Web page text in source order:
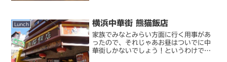
キャベツといえば『孤独...
Lunch 横浜中華街 熊猫飯店
家族でみなとみらい方面に行く用事があ
ったので、それじゃあお昼はついでに中
華街しかないでしょう！というわけで、